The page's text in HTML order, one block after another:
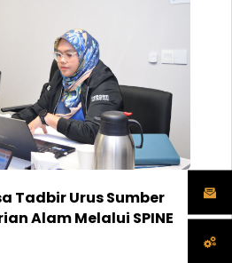
Tadbir Urus Sumber
Alam Melalui SPINE